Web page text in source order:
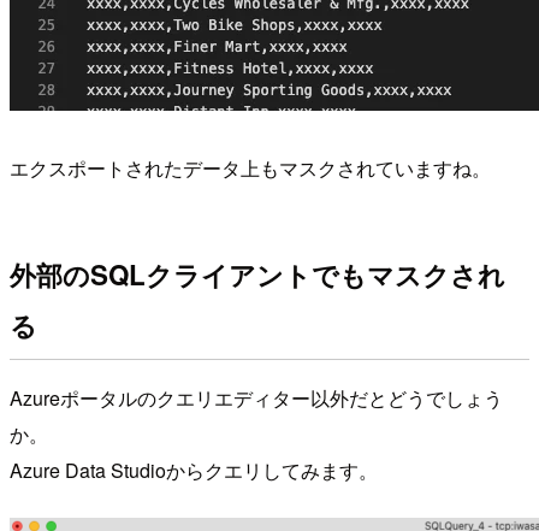
エクスポートされたデータ上もマスクされていますね。
外部のSQLクライアントでもマスクされ
る
Azureポータルのクエリエディター以外だとどうでしょう
か。
Azure Data Studioからクエリしてみます。